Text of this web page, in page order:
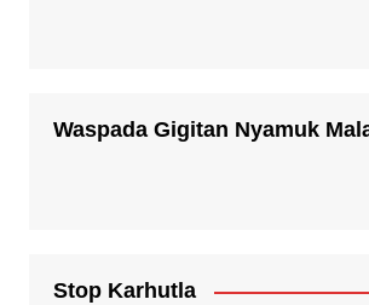
Waspada Gigitan Nyamuk
Stop Karhutla